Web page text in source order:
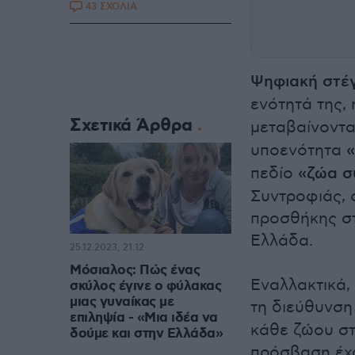
Ψηφιακή
ενότητά της,
υποενότητα
πεδίο «ζώα
Συντροφιάς,
προσθήκης
Ελλάδα.
τη διεύθυνση
κάθε ζώου
43 ΣΧΟΛΙΑ
Σχετικά Άρθρα
Μόσιαλος: Πώς ένας
σκύλος έγινε ο φύλακας
μιας γυναίκας με
επιληψία - «Μια ιδέα να
δούμε και στην Ελλάδα»
25.12.2023, 21:12